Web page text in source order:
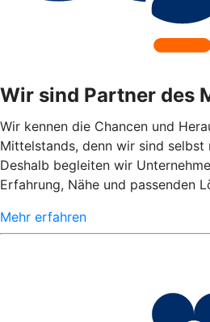
Wir sind Partner des
Wir kennen die Chancen und
Mittelstands, denn wir sind
Deshalb begleiten wir
Erfahrung, Nähe und passenden
Mehr erfahren